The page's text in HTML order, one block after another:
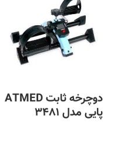
دوچرخه ثابت ATMED
پایی مدل 3481